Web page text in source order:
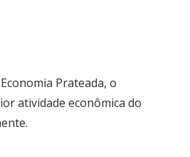
Prateada, o
atividade econômica do